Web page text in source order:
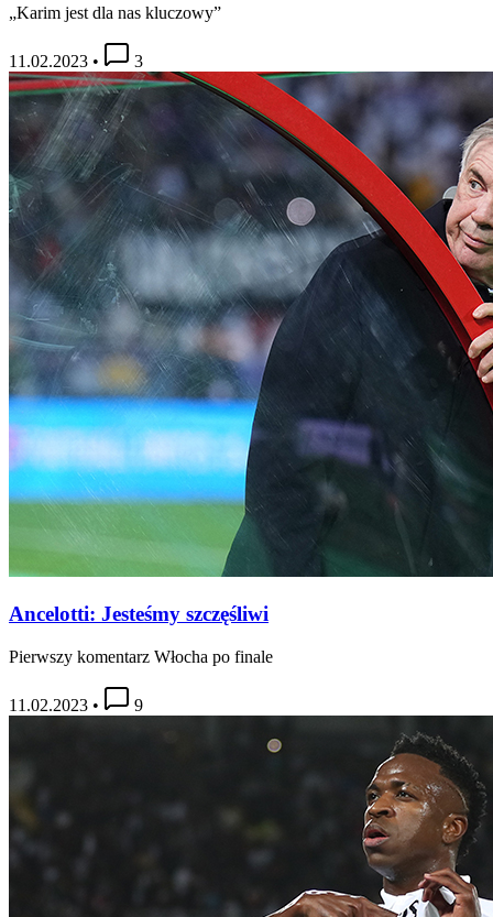
„Karim jest dla nas kluczowy”
11.02.2023 • 3
Ancelotti: Jesteśmy szczęśliwi
Pierwszy komentarz Włocha po finale
11.02.2023 • 9